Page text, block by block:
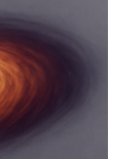
veröffentlichte
sind
oder anders